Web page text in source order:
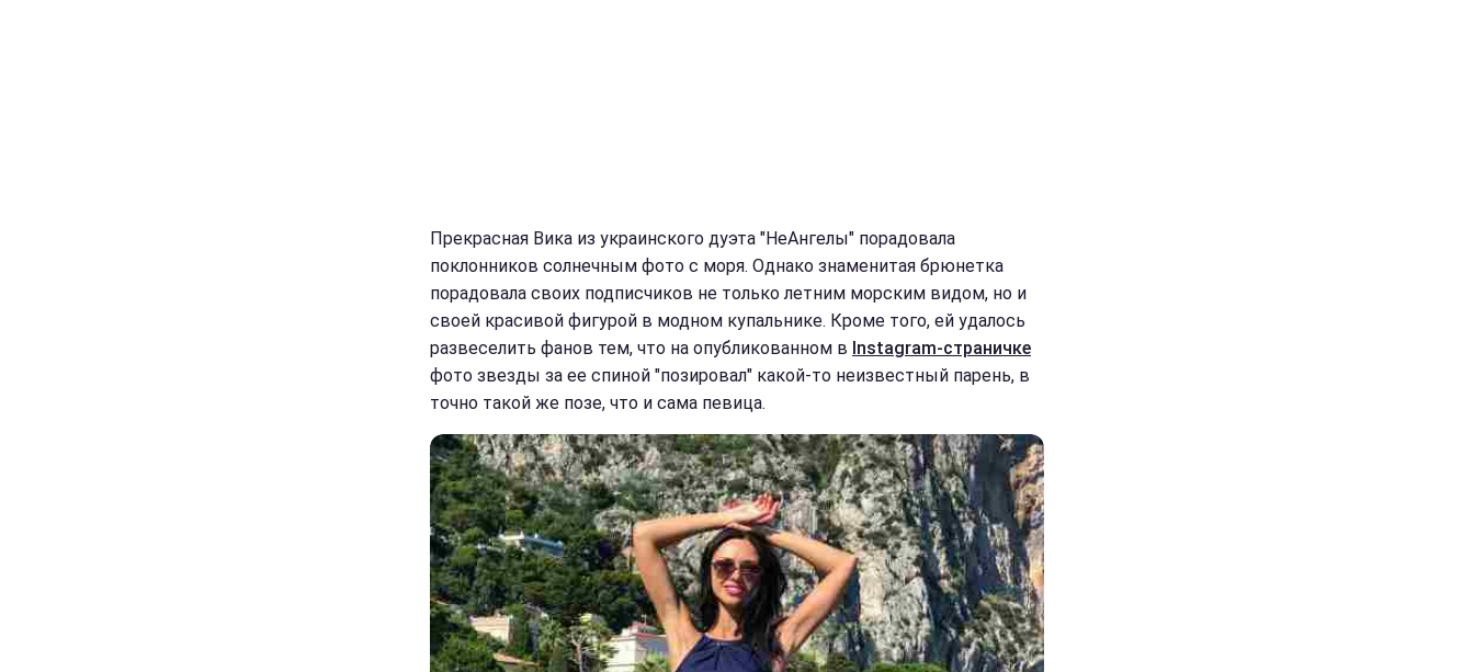
Прекрасная Вика из украинского дуэта "НеАнгелы" порадовала
поклонников солнечным фото с моря. Однако знаменитая брюнетка
порадовала своих подписчиков не только летним морским видом, но и
своей красивой фигурой в модном купальнике. Кроме того, ей удалось
развеселить фанов тем, что на опубликованном в Instagram-страничке
фото звезды за ее спиной "позировал" какой-то неизвестный парень, в
точно такой же позе, что и сама певица.